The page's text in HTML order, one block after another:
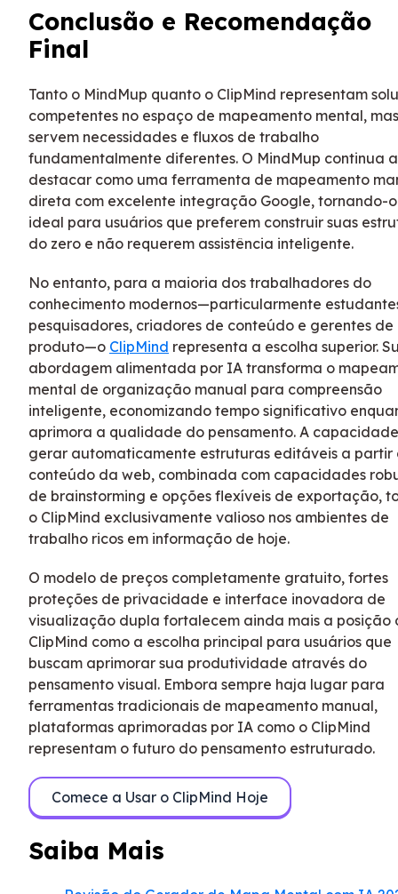
Conclusão e Recomendação
Final
Tanto o MindMup quanto o ClipMind representam
competentes no espaço de mapeamento mental, mas
servem necessidades e fluxos de trabalho
fundamentalmente diferentes. O MindMup continua
destacar como uma ferramenta de mapeamento
direta com excelente integração Google, tornando-o
ideal para usuários que preferem construir suas
do zero e não requerem assistência inteligente.
No entanto, para a maioria dos trabalhadores do
conhecimento modernos—particularmente
pesquisadores, criadores de conteúdo e gerentes de
produto—o ClipMind representa a escolha superior.
abordagem alimentada por IA transforma o
mental de organização manual para compreensão
inteligente, economizando tempo significativo
aprimora a qualidade do pensamento. A
gerar automaticamente estruturas editáveis a partir
conteúdo da web, combinada com capacidades
de brainstorming e opções flexíveis de exportação,
o ClipMind exclusivamente valioso nos ambientes de
trabalho ricos em informação de hoje.
O modelo de preços completamente gratuito, fortes
proteções de privacidade e interface inovadora de
visualização dupla fortalecem ainda mais a posição
ClipMind como a escolha principal para usuários que
buscam aprimorar sua produtividade através do
pensamento visual. Embora sempre haja lugar para
ferramentas tradicionais de mapeamento manual,
plataformas aprimoradas por IA como o ClipMind
representam o futuro do pensamento estruturado.
Comece a Usar o ClipMind Hoje
Saiba Mais